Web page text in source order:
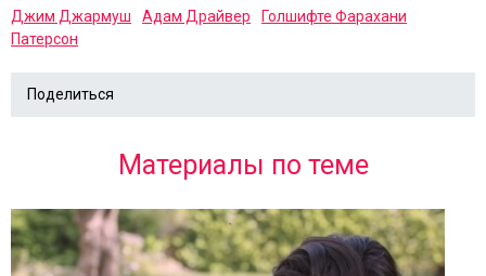
Джим Джармуш
Адам Драйвер
Голшифте Фарахани
Патерсон
Поделиться
Материалы по теме